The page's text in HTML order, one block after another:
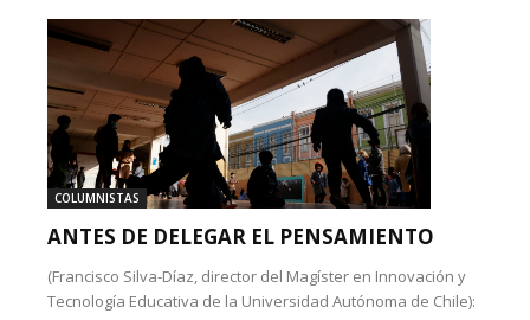
COLUMNISTAS
ANTES DE DELEGAR EL PENSAMIENTO
(Francisco Silva-Díaz, director del Magíster en Innovación y
Tecnología Educativa de la Universidad Autónoma de Chile):